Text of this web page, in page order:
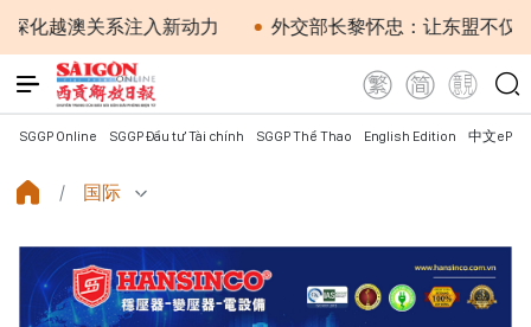
越澳关系注入新动力 外交部长黎怀忠：让东盟不仅适
SGGP Online SGGP Đầu tư Tài chính SGGP Thể Thao English Edition 中文
国际